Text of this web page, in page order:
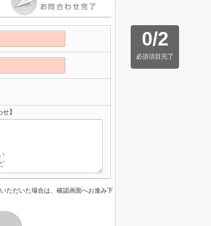
0/2
必須項目完了
】
ただいた場合は、確認画面へお進み下